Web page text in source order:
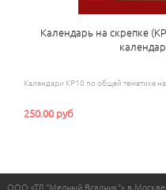
Календарь на скрепке
Календари КР10 по общей тематике
250.00 руб
ООО «ТД "Медный Всадник"» в Москве